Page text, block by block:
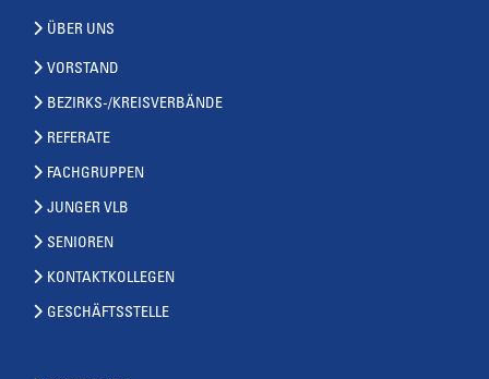
ÜBER UNS
VORSTAND
BEZIRKS-/KREISVERBÄNDE
REFERATE
FACHGRUPPEN
JUNGER VLB
SENIOREN
KONTAKTKOLLEGEN
GESCHÄFTSSTELLE